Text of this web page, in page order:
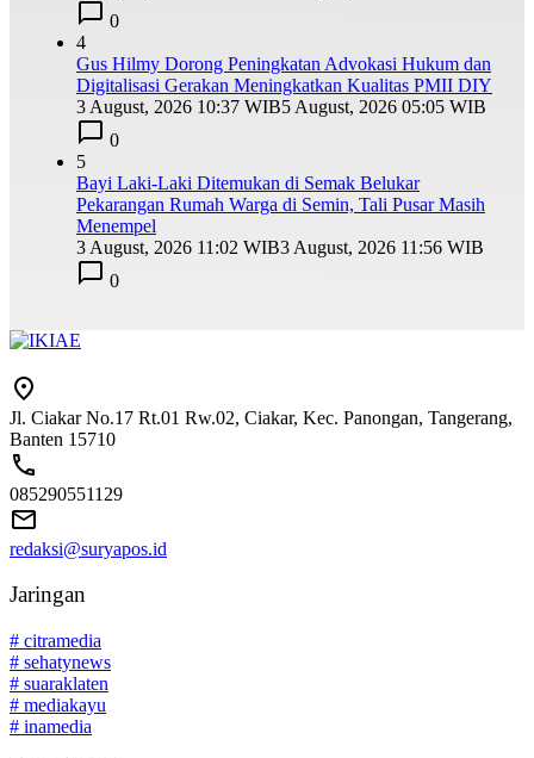
0
4
Gus Hilmy Dorong Peningkatan Advokasi Hukum dan
Digitalisasi Gerakan Meningkatkan Kualitas PMII DIY
3 August, 2026 10:37 WIB5 August, 2026 05:05 WIB
0
5
Bayi Laki-Laki Ditemukan di Semak Belukar
Pekarangan Rumah Warga di Semin, Tali Pusar Masih
Menempel
3 August, 2026 11:02 WIB3 August, 2026 11:56 WIB
0
Jl. Ciakar No.17 Rt.01 Rw.02, Ciakar, Kec. Panongan, Tangerang,
Banten 15710
085290551129
redaksi@suryapos.id
Jaringan
# citramedia
# sehatynews
# suaraklaten
# mediakayu
# inamedia